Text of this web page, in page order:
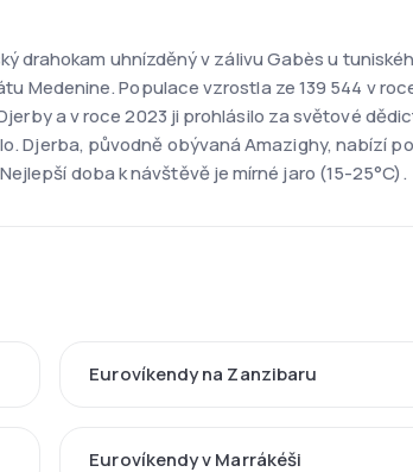
drahokam uhnízděný v zálivu Gabès u
Medenine. Populace vzrostla ze 139 544 v
a v roce 2023 ji prohlásilo za světové
Djerba, původně obývaná Amazighy, nabízí
doba k návštěvě je mírné jaro (15-25°C).
Eurovíkendy na Zanzibaru
Eurovíkendy v Marrákéši